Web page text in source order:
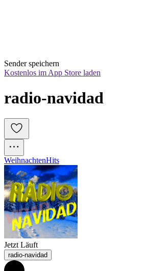
Sender speichern
Kostenlos im App Store laden
radio-navidad
WeihnachtenHits
Jetzt Läuft
radio-navidad